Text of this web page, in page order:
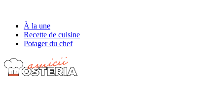
À la une
Recette de cuisine
Potager du chef